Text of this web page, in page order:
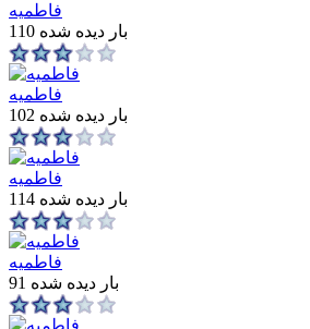
فاطمیه
110 بار دیده شده
فاطمیه
102 بار دیده شده
فاطمیه
114 بار دیده شده
فاطمیه
91 بار دیده شده